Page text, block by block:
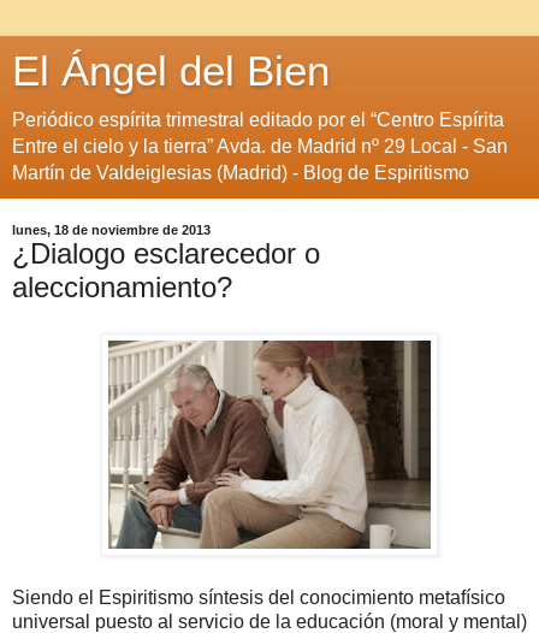
El Ángel del Bien
Periódico espírita trimestral editado por el “Centro Espírita
Entre el cielo y la tierra” Avda. de Madrid nº 29 Local - San
Martín de Valdeiglesias (Madrid) - Blog de Espiritismo
lunes, 18 de noviembre de 2013
¿Dialogo esclarecedor o
aleccionamiento?
Siendo el Espiritismo síntesis del conocimiento metafísico
universal puesto al servicio de la educación (moral y mental)